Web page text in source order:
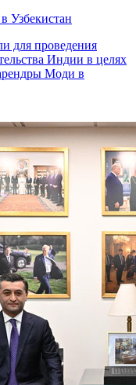
Узбекистан
для проведения
Индии в целях
Моди в